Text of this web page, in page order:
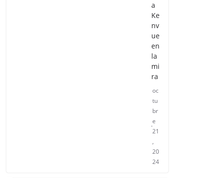
a
Ke
nv
ue
en
la
mi
ra
oc
tu
br
e
21
,
20
24